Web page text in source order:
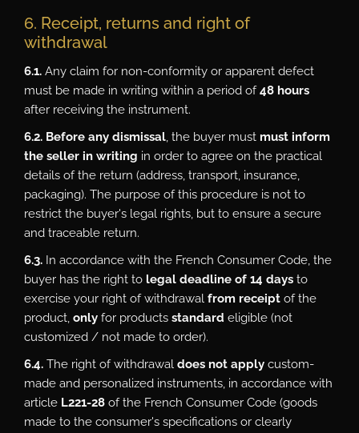
6. Receipt, returns and right of
withdrawal
6.1. Any claim for non-conformity or apparent defect
must be made in writing within a period of48 hours
after receiving the instrument.
6.2. Before any dismissal, the buyer must must inform
the seller in writing in order to agree on the practical
details of the return (address, transport, insurance,
packaging). The purpose of this procedure is not to
restrict the buyer's legal rights, but to ensure a secure
and traceable return.
6.3. In accordance with the French Consumer Code, the
buyer has the right to legal deadline of 14 days to
exercise your right of withdrawal from receipt of the
product, only for products standard eligible (not
customized / not made to order).
6.4. The right of withdrawal does not apply custom-
made and personalized instruments, in accordance with
article L221-28 of the French Consumer Code (goods
made to the consumer's specifications or clearly